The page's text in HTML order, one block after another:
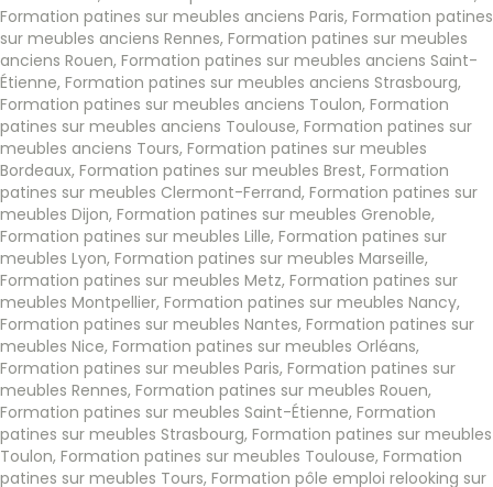
Formation patines sur meubles anciens Paris, Formation patines
sur meubles anciens Rennes, Formation patines sur meubles
anciens Rouen, Formation patines sur meubles anciens Saint-
Étienne, Formation patines sur meubles anciens Strasbourg,
Formation patines sur meubles anciens Toulon, Formation
patines sur meubles anciens Toulouse, Formation patines sur
meubles anciens Tours, Formation patines sur meubles
Bordeaux, Formation patines sur meubles Brest, Formation
patines sur meubles Clermont-Ferrand, Formation patines sur
meubles Dijon, Formation patines sur meubles Grenoble,
Formation patines sur meubles Lille, Formation patines sur
meubles Lyon, Formation patines sur meubles Marseille,
Formation patines sur meubles Metz, Formation patines sur
meubles Montpellier, Formation patines sur meubles Nancy,
Formation patines sur meubles Nantes, Formation patines sur
meubles Nice, Formation patines sur meubles Orléans,
Formation patines sur meubles Paris, Formation patines sur
meubles Rennes, Formation patines sur meubles Rouen,
Formation patines sur meubles Saint-Étienne, Formation
patines sur meubles Strasbourg, Formation patines sur meubles
Toulon, Formation patines sur meubles Toulouse, Formation
patines sur meubles Tours, Formation pôle emploi relooking sur